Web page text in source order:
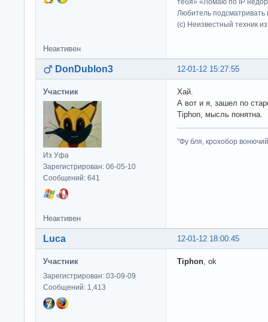
Любитель подсматривать
(c) Неизвестный техник
Неактивен
12-01-12 15:27:55
DonDublon3
Участник
Из Уфа
Зарегистрирован: 06-05-10
Сообщений: 641
Хай.
А вот и я, зашел по
Tiphon, мысль понятна.
"Фу бля, крохобор
Неактивен
12-01-12 18:00:45
Luca
Участник
Зарегистрирован: 03-09-09
Сообщений: 1,413
Tiphon , ok